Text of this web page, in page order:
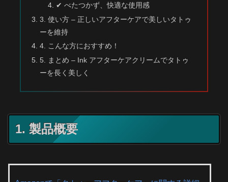
✔ べたつかず、快適な使用感
3. 使い方 – 正しいアフターケアで美しいタトゥ
ーを維持
4. こんな方におすすめ！
5. まとめ – Ink アフターケアクリームでタトゥ
ーを長く美しく
1. 製品概要